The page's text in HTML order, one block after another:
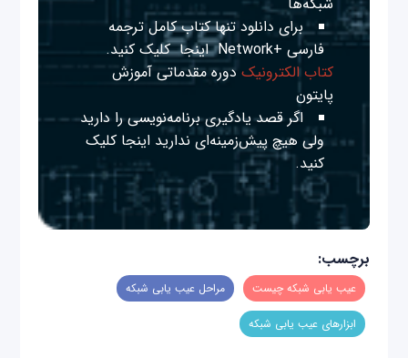
برای دانلود تنها کتاب کامل ترجمه
فارسی +Network
اینجا کلیک کنید.
کتاب الکترونیک دوره مقدماتی آموزش
پایتون
اگر قصد یادگیری برنامه‌نویسی را دارید
ولی هیچ پیش‌زمینه‌ای نداریداینجا کلیک
کنید.
برچسب:
عیب یابی شبکه چیست مراحل عیب یابی شبکه
ابزارهای عیب یابی شبکه